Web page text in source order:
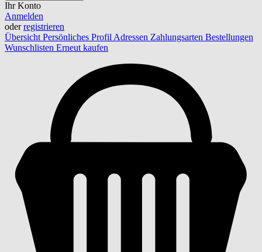
Ihr Konto
Anmelden
oderregistrieren
Übersicht Persönliches Profil Adressen Zahlungsarten Bestellungen
Wunschlisten Erneut kaufen